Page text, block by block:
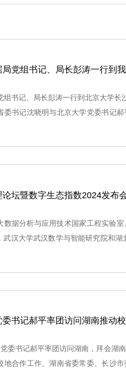
党组书记、局长彭涛一行到
组书记、局长彭涛一行到北京大学长
委书记沈晓明与北京大学党委书记
坛暨数字生态指数2024发布
数据分析与应用技术国家工程实验
汉大学武汉数学与智能研究院和
书记郝平率团访问湖南推动
委书记郝平率团访问湖南，拜会湖
地合作工作。湖南省委常委、长沙
组书记、厅长夏智伦，北京大学党